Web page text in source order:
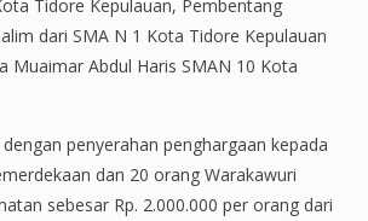
Tidore Kepulauan, Pembentang
dari SMA N 1 Kota Tidore Kepulauan
Muaimar Abdul Haris SMAN 10 Kota
penyerahan penghargaan kepada
dan 20 orang Warakawuri
sebesar Rp. 2.000.000 per orang dari